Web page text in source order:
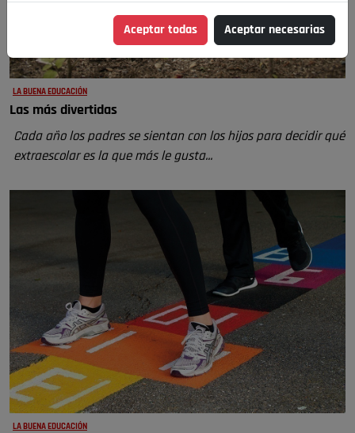
LA BUENA EDUCACIÓN
Las más divertidas
Cada año los padres se sientan con los hijos para decidir qué
extraescolar es la que más le gusta...
LA BUENA EDUCACIÓN
Aceptar todas Aceptar necesarias